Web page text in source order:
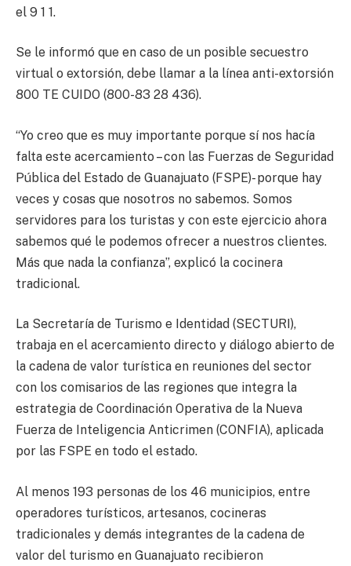
el 9 1 1.
Se le informó que en caso de un posible secuestro
virtual o extorsión, debe llamar a la línea anti-extorsión
800 TE CUIDO (800-83 28 436).
“Yo creo que es muy importante porque sí nos hacía
falta este acercamiento – con las Fuerzas de Seguridad
Pública del Estado de Guanajuato (FSPE)- porque hay
veces y cosas que nosotros no sabemos. Somos
servidores para los turistas y con este ejercicio ahora
sabemos qué le podemos ofrecer a nuestros clientes.
Más que nada la confianza”, explicó la cocinera
tradicional.
La Secretaría de Turismo e Identidad (SECTURI),
trabaja en el acercamiento directo y diálogo abierto de
la cadena de valor turística en reuniones del sector
con los comisarios de las regiones que integra la
estrategia de Coordinación Operativa de la Nueva
Fuerza de Inteligencia Anticrimen (CONFIA), aplicada
por las FSPE en todo el estado.
Al menos 193 personas de los 46 municipios, entre
operadores turísticos, artesanos, cocineras
tradicionales y demás integrantes de la cadena de
valor del turismo en Guanajuato recibieron